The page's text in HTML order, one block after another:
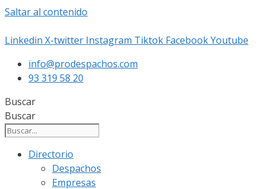
Saltar al contenido
Linkedin X-twitter Instagram Tiktok FacebookYoutube
info@prodespachos.com
93 319 58 20
Buscar
Buscar
Directorio
Despachos
Empresas